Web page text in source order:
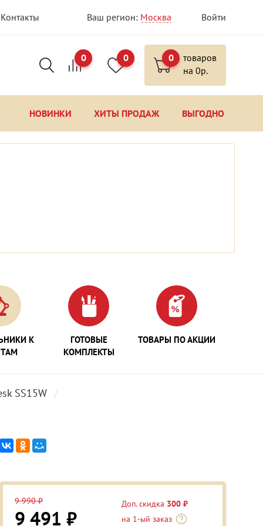
Контакты Ваш регион: Москва Войти
0 0 0
товаров
на 0р.
НОВИНКИ ХИТЫ ПРОДАЖ ВЫГОДНО
К
ГОТОВЫЕ
КОМПЛЕКТЫ
ТОВАРЫ ПО АКЦИИ
SS15W
9 990 ₽
9 491 ₽
Доп. скидка 300 ₽
на 1-ый заказ